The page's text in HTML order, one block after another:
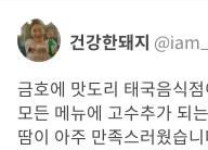
건강한돼지
금호에 맛도리 태국음식
모든 메뉴에 고수추가 되
땀이 아주 만족스러웠습